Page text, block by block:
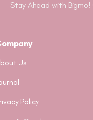
Stay Ahead with
Us
Policy